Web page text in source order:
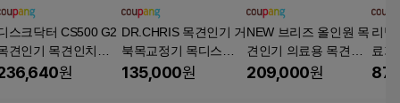
스크닥터 CS500 G2
견인기 목견인치료
료기기, 1개
원
DR.CHRIS 목견인기 거
북목교정기 목디스크
의료기기, 1개
135,000원
NEW 브리즈 올인원 목
견인기 의료용 목견인
치료기 1등급 의료기기
209,000원
리빙
료기